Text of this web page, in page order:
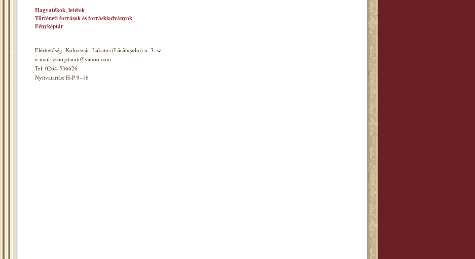
Hagyatékok, letétek
Történeti források és forráskiadványok
Fényképtár
Elérhetőség: Kolozsvár, Lakatos (Lăcătuşului) u. 3. sz.
e-mail: zsbogdandi@yahoo.com
Tel: 0264-536626
Nyitvatartás: H-P 9–16